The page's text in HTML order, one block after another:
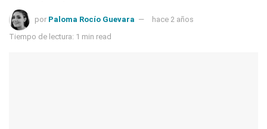
por Paloma Rocío Guevara
hace 2 años
Tiempo de lectura: 1 min read